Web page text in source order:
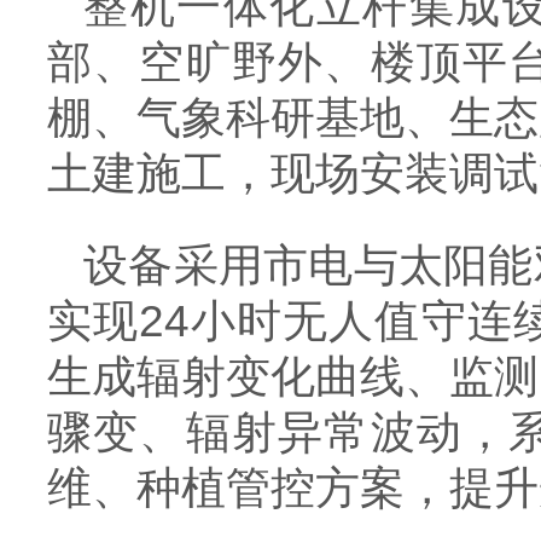
部、空旷野外、楼顶平
棚、气象科研基地、生
土建施工，现场安装调
设备采用市电与太阳
实现24小时无人值守连
生成辐射变化曲线、监
骤变、辐射异常波动，
维、种植管控方案，提